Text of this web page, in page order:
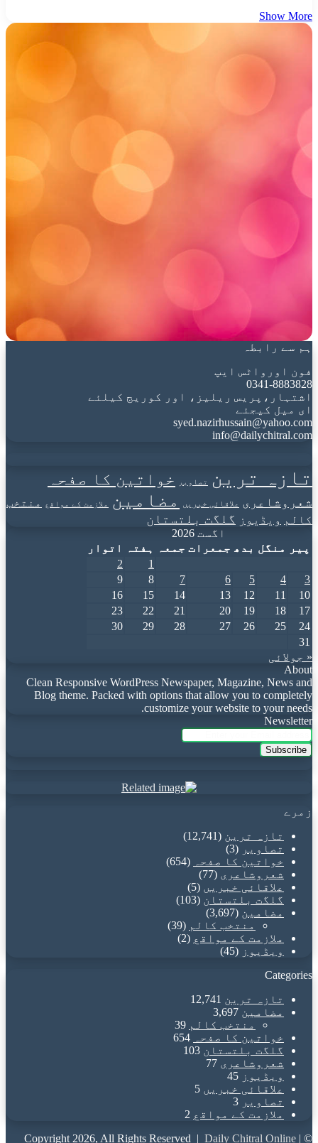
Show More
ہم سے رابطہ
فون اورواٹس ایپ
0341-8883828
اشتہار،پریس ریلیز، اور کوریج کیلئے
ای میل کیجئے
syed.nazirhussain@yahoo.com
info@dailychitral.com
تازہ ترین تصاویر خواتین کا صفحہ
شعروشاعری علاقائی خبریں مضامین ملازمت کے مواقع
منتخب
کالم ویڈیوز گلگت بلتستان
اگست 2026
پیر
منگل بدھ جمعرات جمعہ ہفتہ
اتوار
1
2
3
4
5
6
7
8
9
10
11
12
13
14
15
16
17
18
19
20
21
22
23
24
25
26
27
28
29
30
31
« جولائی
About
Clean Responsive WordPress Newspaper, Magazine, News and
Blog theme. Packed with options that allow you to completely
customize your website to your needs.
Newsletter
Enter
your
Email
زمرے
تازہ ترین (12,741)
تصاویر (3)
خواتین کا صفحہ
(654)
شعروشاعری (77)
علاقائی خبریں (5)
گلگت بلتستان (103)
مضامین (3,697)
منتخب کالم (39)
ملازمت کے مواقع (2)
ویڈیوز (45)
Categories
تازہ ترین 12,741
مضامین 3,697
منتخب کالم 39
خواتین کا صفحہ
654
گلگت بلتستان 103
شعروشاعری 77
ویڈیوز 45
علاقائی خبریں 5
تصاویر 3
ملازمت کے مواقع 2
© Copyright 2026, All Rights Reserved |
Daily Chitral Online |